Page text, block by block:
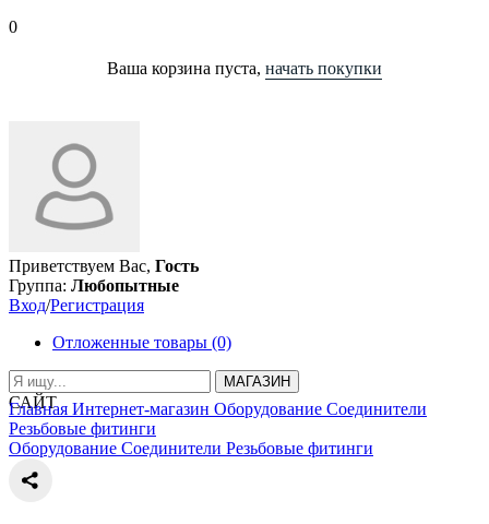
0
Ваша корзина пуста, начать покупки
Приветствуем Вас, Гость
Группа: Любопытные
Вход/Регистрация
Отложенные товары (0)
МАГАЗИН
САЙТ
Главная Интернет-магазин Оборудование Соединители
Резьбовые фитинги
Оборудование Соединители Резьбовые фитинги